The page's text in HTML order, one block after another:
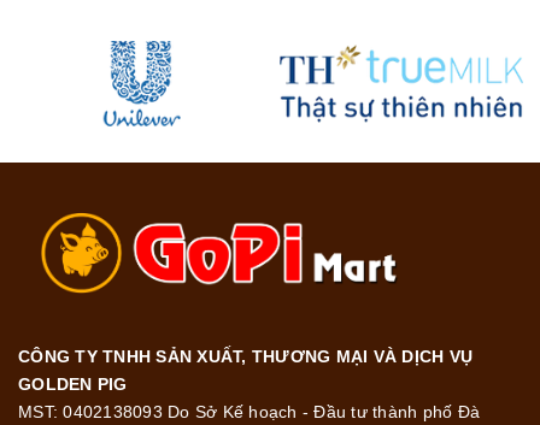
CÔNG TY TNHH SẢN XUẤT, THƯƠNG MẠI VÀ DỊCH VỤ
GOLDEN PIG
MST: 0402138093 Do Sở Kế hoạch - Đầu tư thành phố Đà